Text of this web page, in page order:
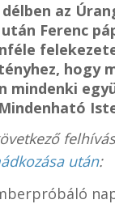
az
Ferenc
hogy
mindenki
után: